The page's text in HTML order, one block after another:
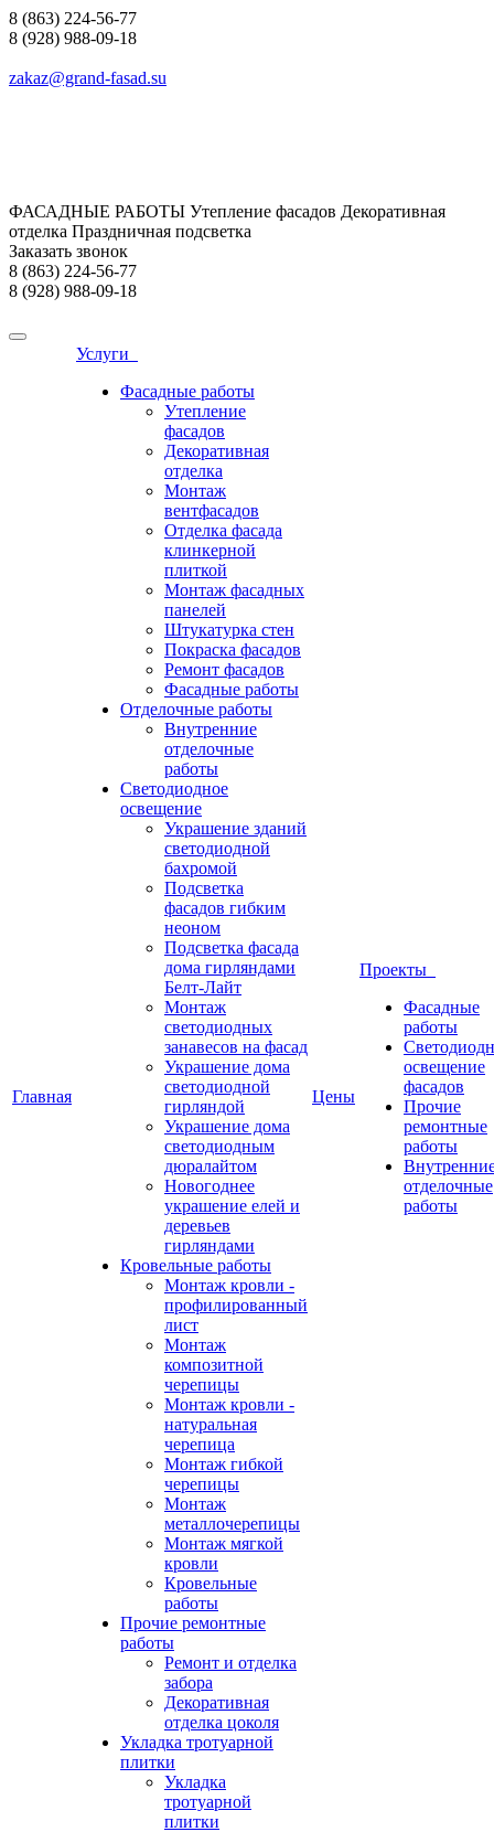
8 (863) 224-56-77
8 (928) 988-09-18
zakaz@grand-fasad.su
ФАСАДНЫЕ РАБОТЫ Утепление фасадов Декоративная
отделка Праздничная подсветка
Заказать звонок
8 (863) 224-56-77
8 (928) 988-09-18
Главная
Услуги
Фасадные работы
Утепление
фасадов
Декоративная
отделка
Монтаж
вентфасадов
Отделка фасада
клинкерной
плиткой
Монтаж фасадных
панелей
Штукатурка стен
Покраска фасадов
Ремонт фасадов
Фасадные работы
Отделочные работы
Внутренние
отделочные
работы
Светодиодное
освещение
Украшение зданий
светодиодной
бахромой
Подсветка
фасадов гибким
неоном
Подсветка фасада
дома гирляндами
Белт-Лайт
Монтаж
светодиодных
занавесов на фасад
Украшение дома
светодиодной
гирляндой
Украшение дома
светодиодным
дюралайтом
Новогоднее
украшение елей и
деревьев
гирляндами
Кровельные работы
Монтаж кровли -
профилированный
лист
Монтаж
композитной
черепицы
Монтаж кровли -
натуральная
черепица
Монтаж гибкой
черепицы
Монтаж
металлочерепицы
Монтаж мягкой
кровли
Кровельные
работы
Прочие ремонтные
работы
Ремонт и отделка
забора
Декоративная
отделка цоколя
Укладка тротуарной
плитки
Укладка
тротуарной
плитки
Цены
Проекты
Фасадные
работы
освещение
фасадов
Прочие
ремонтные
работы
отделочные
работы